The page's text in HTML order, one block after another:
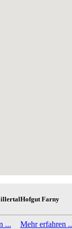
...
Hofgut Farny
Mehr erfahren